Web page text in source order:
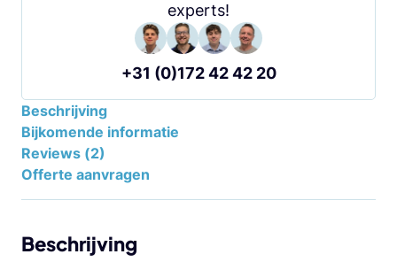
experts!
+31 (0)172 42 42 20
Beschrijving
Bijkomende informatie
Reviews (2)
Offerte aanvragen
Beschrijving